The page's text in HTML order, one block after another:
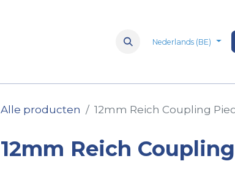
Merken Over Ons Media
Nederlands (BE)
Alle producten 12mm Reich Coupling
12mm Reich